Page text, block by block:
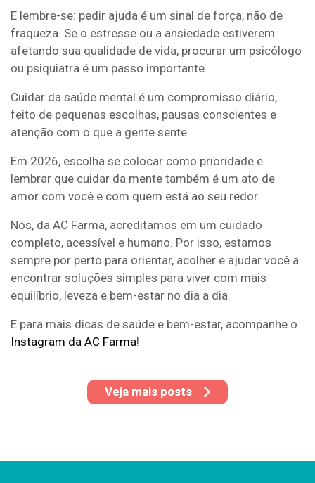
E lembre-se: pedir ajuda é um sinal de força, não de
fraqueza. Se o estresse ou a ansiedade estiverem
afetando sua qualidade de vida, procurar um psicólogo
ou psiquiatra é um passo importante.
Cuidar da saúde mental é um compromisso diário,
feito de pequenas escolhas, pausas conscientes e
atenção com o que a gente sente.
Em 2026, escolha se colocar como prioridade e
lembrar que cuidar da mente também é um ato de
amor com você e com quem está ao seu redor.
Nós, da AC Farma, acreditamos em um cuidado
completo, acessível e humano. Por isso, estamos
sempre por perto para orientar, acolher e ajudar você a
encontrar soluções simples para viver com mais
equilíbrio, leveza e bem-estar no dia a dia.
E para mais dicas de saúde e bem-estar, acompanhe o
Instagram da AC Farma!
Veja mais posts